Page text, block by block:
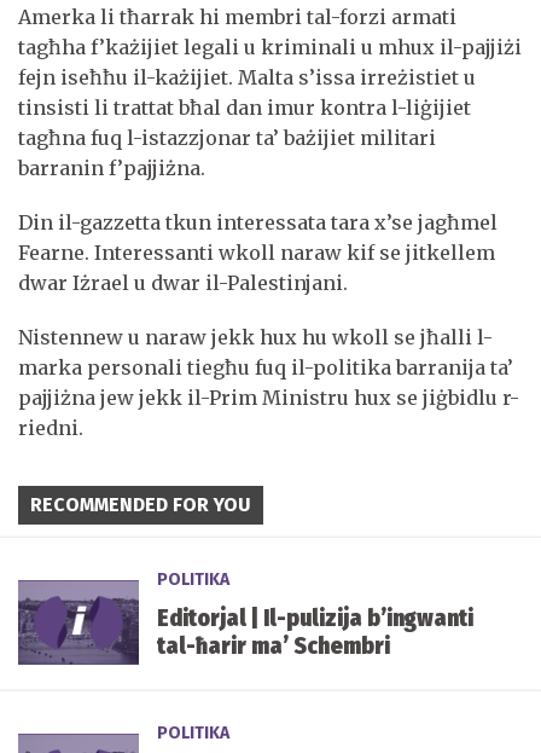
Amerka li tħarrak hi membri tal-forzi armati
tagħha f’każijiet legali u kriminali u mhux il-pajjiżi
fejn iseħħu il-każijiet. Malta s’issa irreżistiet u
tinsisti li trattat bħal dan imur kontra l-liġijiet
tagħna fuq l-istazzjonar ta’ bażijiet militari
barranin f’pajjiżna.
Din il-gazzetta tkun interessata tara x’se jagħmel
Fearne. Interessanti wkoll naraw kif se jitkellem
dwar Iżrael u dwar il-Palestinjani.
Nistennew u naraw jekk hux hu wkoll se jħalli l-
marka personali tiegħu fuq il-politika barranija ta’
pajjiżna jew jekk il-Prim Ministru hux se jiġbidlu r-
riedni.
RECOMMENDED FOR YOU
POLITIKA
Editorjal | Il-pulizija b’ingwanti
tal-ħarir ma’ Schembri
POLITIKA